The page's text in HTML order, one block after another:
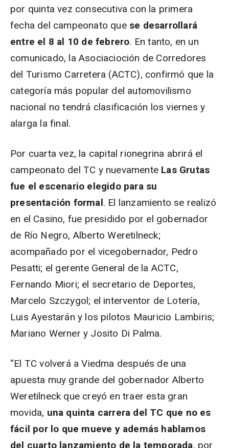
por quinta vez consecutiva con la primera
fecha del campeonato que se desarrollará
entre el 8 al 10 de febrero. En tanto, en un
comunicado, la Asociacioción de Corredores
del Turismo Carretera (ACTC), confirmó que la
categoría más popular del automovilismo
nacional no tendrá clasificación los viernes y
alarga la final.
Por cuarta vez, la capital rionegrina abrirá el
campeonato del TC y nuevamente Las Grutas
fue el escenario elegido para su
presentación formal. El lanzamiento se realizó
en el Casino, fue presidido por el gobernador
de Río Negro, Alberto Weretilneck;
acompañado por el vicegobernador, Pedro
Pesatti; el gerente General de la ACTC,
Fernando Miori; el secretario de Deportes,
Marcelo Szczygol; el interventor de Lotería,
Luis Ayestarán y los pilotos Mauricio Lambiris;
Mariano Werner y Josito Di Palma.
“El TC volverá a Viedma después de una
apuesta muy grande del gobernador Alberto
Weretilneck que creyó en traer esta gran
movida, una quinta carrera del TC que no es
fácil por lo que mueve y además hablamos
del cuarto lanzamiento de la temporada, por